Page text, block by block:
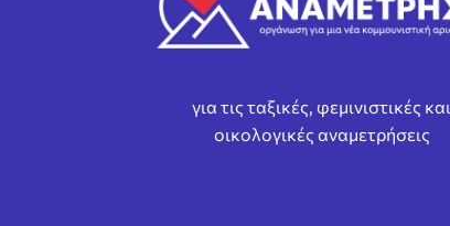
για τις ταξικές, φεμινιστικές και
οικολογικές αναμετρήσεις